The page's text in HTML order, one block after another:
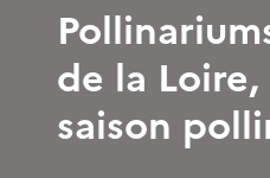
de la
saison